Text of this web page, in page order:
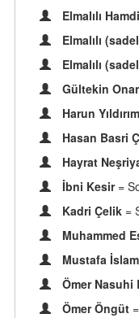
Elmalılı
Elmalılı
Elmalılı
Gültekin
Harun Yıldırım
Hasan Basri
Hayrat
İbni Kesir =
Kadri Çelik =
Muhammed
Mustafa
Ömer Nasuhi
Ömer Öngüt